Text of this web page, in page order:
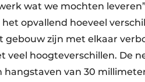
wat we mochten
het opvallend hoeveel
gebouw zijn met elkaar
veel hoogteverschillen. De
hangstaven van 30